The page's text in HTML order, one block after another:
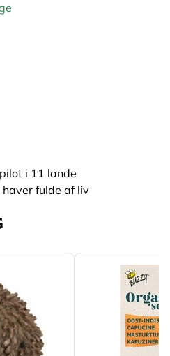
i 11 lande
fulde af liv